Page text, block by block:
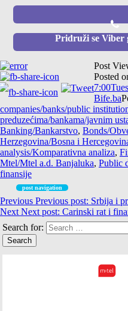
Pridruži se
Post
Posted
7:00
Bife.ba
companies/banks/public
preduzećima/bankama/javnim
Banking/Bankarstvo, Bonds/
Herzegovina/Bosna i
analysis/Komparativna analiza,
Mtel/Mtel a.d. Banjaluka, Public
finansije
post navigation
Previous Previous post: Srbija i
Next Next post: Carinski rat i
Search for: